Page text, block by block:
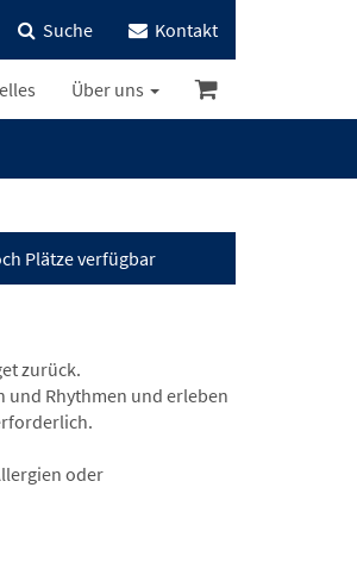
Suche Kontakt
Über uns
Plätze verfügbar
zurück.
und Rhythmen und erleben
oder